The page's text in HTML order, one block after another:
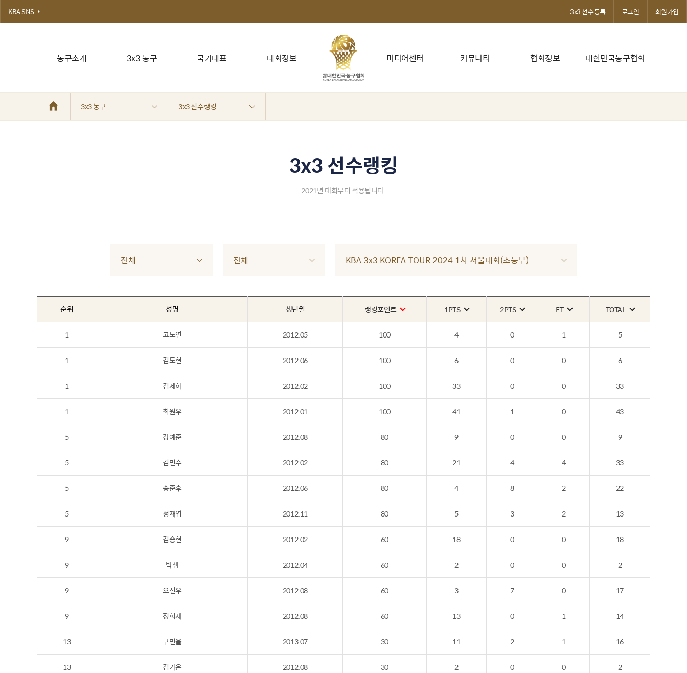
농구소개 3x3 농구 국가대표 대회정보 미디어센터 커뮤니티 협회정보 대한민국농구협회
KBA SNS 3x3 선수등록 로그인 회원가입
3x3 농구 3x3 선수랭킹
3x3 선수랭킹
2021년 대회부터 적용됩니다.
전체 전체 KBA 3x3 KOREA TOUR 2024 1차 서울대회(초등부)
순위 성명 생년월 랭킹포인트 1PTS 2PTS FT TOTAL
1 고도연 2012.05 100 4 0 1 5
1 김도현 2012.06 100 6 0 0 6
1 김제하 2012.02 100 33 0 0 33
1 최원우 2012.01 100 41 1 0 43
5 강예준 2012.08 80 9 0 0 9
5 김민수 2012.02 80 21 4 4 33
5 송준후 2012.06 80 4 8 2 22
5 정재엽 2012.11 80 5 3 2 13
9 김승현 2012.02 60 18 0 0 18
9 박샘 2012.04 60 2 0 0 2
9 오선우 2012.08 60 3 7 0 17
9 정희재 2012.08 60 13 0 1 14
13 구민율 2013.07 30 11 2 1 16
13 김가온 2012.08 30 2 0 0 2